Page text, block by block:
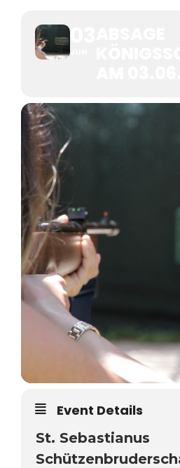
Event Details
St. Sebastianus